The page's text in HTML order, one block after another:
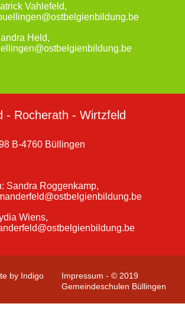
Vahlefeld,
Held,
- Rocherath - Wirtzfeld
B-4760 Büllingen
Sandra Roggenkamp,
Wiens,
by Indigo
Impressum - © 2019
Gemeindeschulen Büllingen